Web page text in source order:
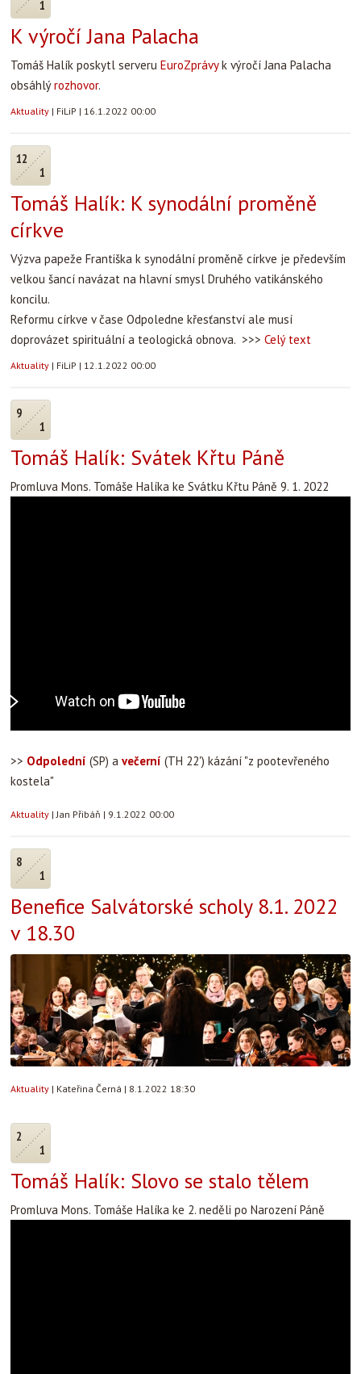
1
K výročí Jana Palacha
Tomáš Halík poskytl serveru EuroZprávyk výročí Jana Palacha
obsáhlýrozhovor.
Aktuality | FiLiP | 16.1.2022 00:00
12
1
Tomáš Halík: K synodální proměně
církve
Výzva papeže Františka k synodální proměně církve je především
velkou šancí navázat na hlavní smysl Druhého vatikánského
koncilu.
Reformu církve v čase Odpoledne křesťanství ale musí
doprovázet spirituální a teologická obnova. >>> Celý text
Aktuality | FiLiP | 12.1.2022 00:00
9
1
Tomáš Halík: Svátek Křtu Páně
Promluva Mons. Tomáše Halíka ke Svátku Křtu Páně 9. 1. 2022
>> Odpolední (SP) a večerní (TH 22') kázání "z pootevřeného
kostela"
Aktuality |Jan Přibáň | 9.1.2022 00:00
8
1
Benefice Salvátorské scholy 8.1. 2022
v 18.30
Aktuality | Kateřina Černá | 8.1.2022 18:30
2
1
Tomáš Halík: Slovo se stalo tělem
Promluva Mons. Tomáše Halíka ke 2. neděli po Narození Páně